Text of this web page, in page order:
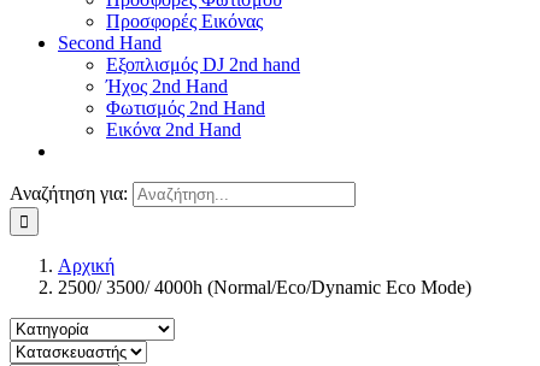
Προσφορές Εικόνας
Second Hand
Εξοπλισμός DJ 2nd hand
Ήχος 2nd Hand
Φωτισμός 2nd Hand
Εικόνα 2nd Hand
Αναζήτηση για:
Αρχική
2500/ 3500/ 4000h (Normal/Eco/Dynamic Eco Mode)